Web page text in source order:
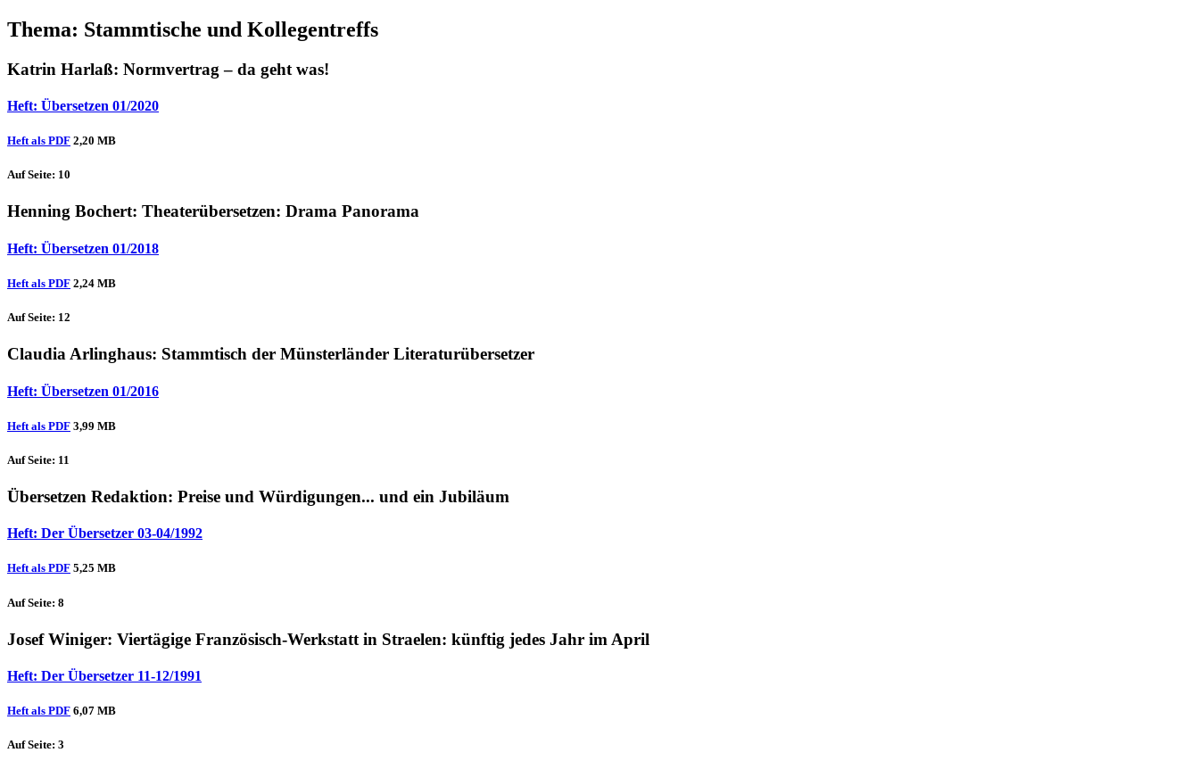
Thema: Stammtische und Kollegentreffs
Katrin Harlaß: Normvertrag – da geht was!
Heft: Übersetzen 01/2020
Heft als PDF 2,20 MB
Auf Seite: 10
Henning Bochert: Theaterübersetzen: Drama Panorama
Heft: Übersetzen 01/2018
Heft als PDF 2,24 MB
Auf Seite: 12
Claudia Arlinghaus: Stammtisch der Münsterländer Literaturübersetzer
Heft: Übersetzen 01/2016
Heft als PDF 3,99 MB
Auf Seite: 11
Übersetzen Redaktion: Preise und Würdigungen... und ein Jubiläum
Heft: Der Übersetzer 03-04/1992
Heft als PDF 5,25 MB
Auf Seite: 8
Josef Winiger: Viertägige Französisch-Werkstatt in Straelen: künftig jedes Jahr im April
Heft: Der Übersetzer 11-12/1991
Heft als PDF 6,07 MB
Auf Seite: 3